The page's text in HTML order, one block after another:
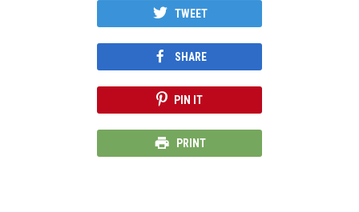
TWEET
SHARE
PIN IT
PRINT